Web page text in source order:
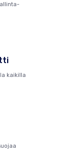
kaikilla